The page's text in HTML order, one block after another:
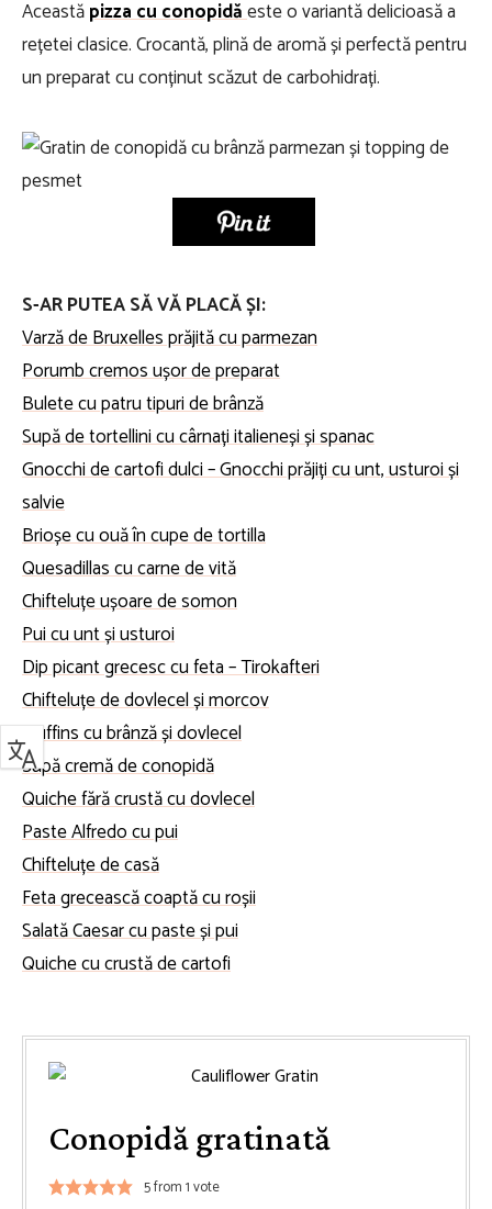
Aceastăpizza cu conopidăeste o variantă delicioasă a
rețetei clasice. Crocantă, plină de aromă și perfectă pentru
un preparat cu conținut scăzut de carbohidrați.
S-AR PUTEA SĂ VĂ PLACĂ ȘI:
Varză de Bruxelles prăjită cu parmezan
Porumb cremos ușor de preparat
Bulete cu patru tipuri de brânză
Supă de tortellini cu cârnați italieneși și spanac
Gnocchi de cartofi dulci – Gnocchi prăjiți cu unt, usturoi și
salvie
Brioșe cu ouă în cupe de tortilla
Quesadillas cu carne de vită
Chifteluțe ușoare de somon
Pui cu unt și usturoi
Dip picant grecesc cu feta – Tirokafteri
Chifteluțe de dovlecel și morcov
Muffins cu brânză și dovlecel
Supă cremă de conopidă
Quiche fără crustă cu dovlecel
Paste Alfredo cu pui
Chifteluțe de casă
Feta grecească coaptă cu roșii
Salată Caesar cu paste și pui
Quiche cu crustă de cartofi
Conopidă gratinată
5from 1 vote